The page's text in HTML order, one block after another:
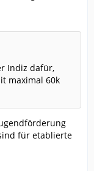
Indiz dafür,
maximal 60k
für etablierte